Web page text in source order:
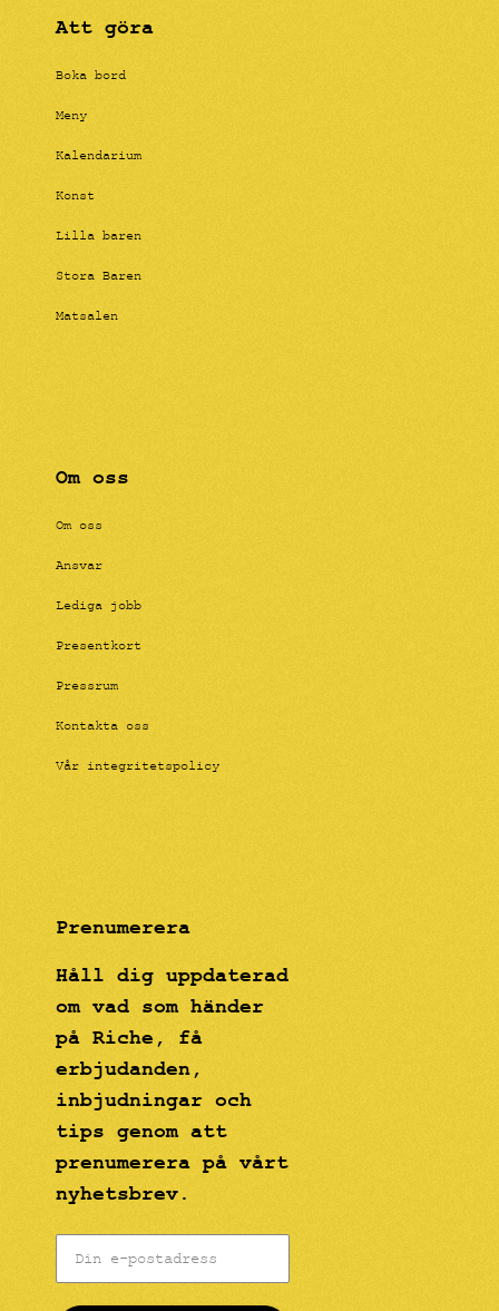
Att göra
Boka bord
Meny
Kalendarium
Konst
Lilla baren
Stora Baren
Matsalen
Om oss
Om oss
Ansvar
Lediga jobb
Presentkort
Pressrum
Kontakta oss
Vår integritetspolicy
Prenumerera
Håll dig uppdaterad
om vad som händer
på Riche, få
erbjudanden,
inbjudningar och
tips genom att
prenumerera på vårt
nyhetsbrev.